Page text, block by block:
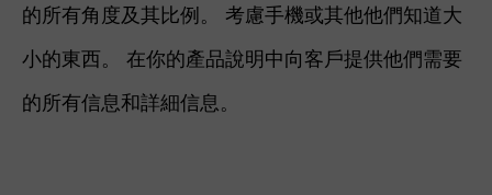
的所有角度及其比例。 考慮手機或其他他們知道大
小的東西。 在你的產品說明中向客戶提供他們需要
的所有信息和詳細信息。